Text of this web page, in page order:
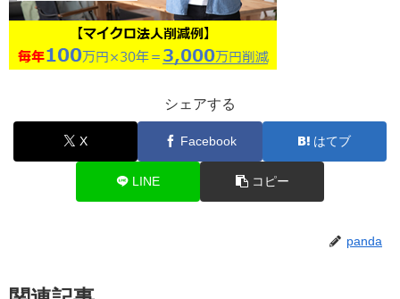
シェアする
X Facebook はてブ
LINE コピー
panda